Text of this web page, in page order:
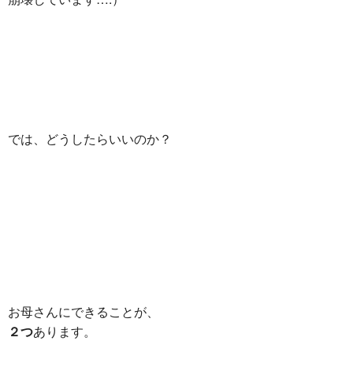
では、どうしたらいいのか？
お母さんにできることが、
２つあります。